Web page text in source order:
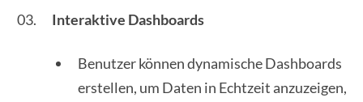
Interaktive Dashboards
Benutzer können dynamische Dashboards
erstellen, um Daten in Echtzeit anzuzeigen,